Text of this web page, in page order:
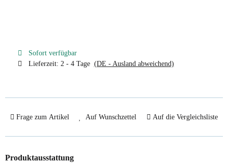
Sofort verfügbar
Lieferzeit: 2 - 4 Tage (DE - Ausland abweichend)
Frage zum Artikel Auf Wunschzettel Auf die Vergleichsliste
Produktausstattung